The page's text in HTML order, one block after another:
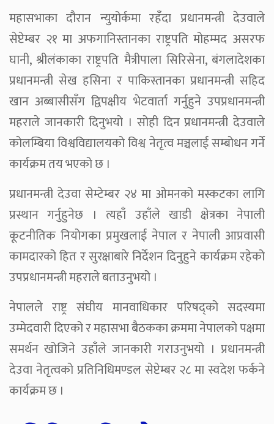
महासभाका दौरान न्युयोर्कमा रहँदा प्रधानमन्त्री देउवाले
सेप्टेम्बर २१ मा अफगानिस्तानका राष्ट्रपति मोहम्मद असरफ
घानी, श्रीलंकाका राष्ट्रपति मैत्रीपाला सिरिसेना, बंगलादेशका
प्रधानमन्त्री सेख हसिना र पाकिस्तानका प्रधानमन्त्री सहिद
खान अब्बासीसँग द्विपक्षीय भेटवार्ता गर्नुहुने उपप्रधानमन्त्री
महराले जानकारी दिनुभयो । सोही दिन प्रधानमन्त्री देउवाले
कोलम्बिया विश्वविद्यालयको विश्व नेतृत्व मञ्चलाई सम्बोधन गर्ने
कार्यक्रम तय भएको छ ।
प्रधानमन्त्री देउवा सेम्टेम्बर २४ मा ओमनको मस्कटका लागि
प्रस्थान गर्नुहुनेछ । त्यहाँ उहाँले खाडी क्षेत्रका नेपाली
कूटनीतिक नियोगका प्रमुखलाई नेपाल र नेपाली आप्रवासी
कामदारको हित र सुरक्षाबारे निर्देशन दिनुहुने कार्यक्रम रहेको
उपप्रधानमन्त्री महराले बताउनुभयो ।
नेपालले राष्ट्र संघीय मानवाधिकार परिषद्को सदस्यमा
उम्मेदवारी दिएको र महासभा बैठकका क्रममा नेपालको पक्षमा
समर्थन खोजिने उहाँले जानकारी गराउनुभयो । प्रधानमन्त्री
देउवा नेतृत्वको प्रतिनिधिमण्डल सेप्टेम्बर २८ मा स्वदेश फर्कने
कार्यक्रम छ ।